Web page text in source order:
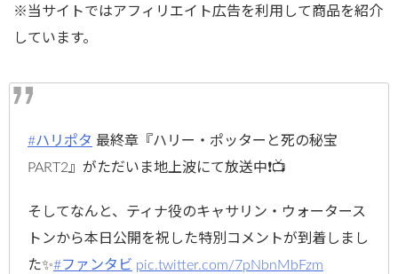
※当サイトではアフィリエイト広告を利用して商品を紹介
しています。
#ハリポタ 最終章『ハリー・ポッターと死の秘宝
PART2』がただいま地上波にて放送中❗️📺
そしてなんと、ティナ役のキャサリン・ウォータース
トンから本日公開を祝した特別コメントが到着しまし
た✨#ファンタビ pic.twitter.com/7pNbnMbFzm